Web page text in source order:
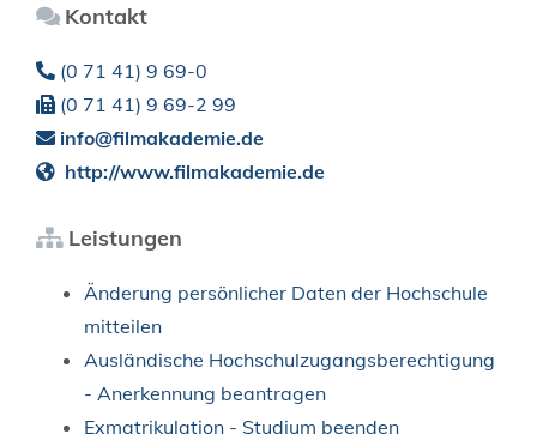
Kontakt
(0 71 41) 9 69-0
(0 71 41) 9 69-2 99
info@filmakademie.de
http://www.filmakademie.de
Leistungen
Änderung persönlicher Daten der Hochschule
mitteilen
Ausländische Hochschulzugangsberechtigung
- Anerkennung beantragen
Exmatrikulation - Studium beenden